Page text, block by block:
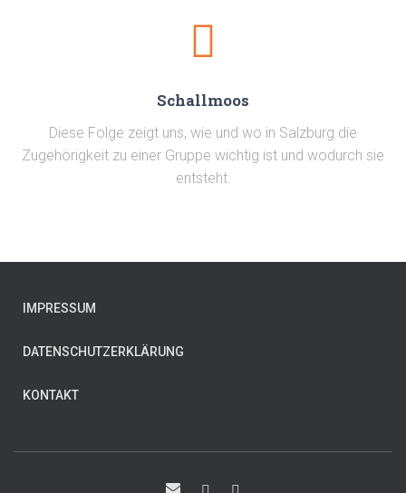
Schallmoos
Diese Folge zeigt uns, wie und wo in Salzburg die
Zugehörigkeit zu einer Gruppe wichtig ist und wodurch sie
entsteht.
IMPRESSUM
DATENSCHUTZERKLÄRUNG
KONTAKT